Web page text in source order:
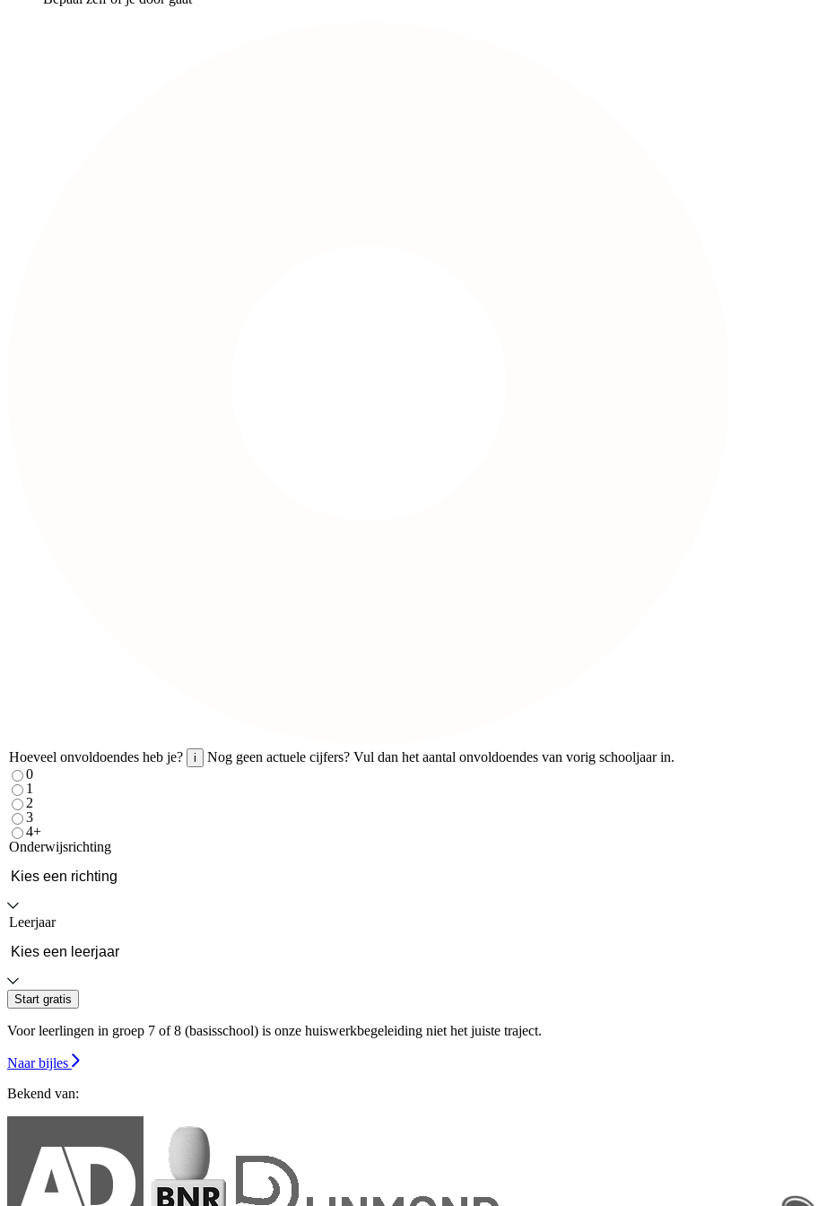
Hoeveel onvoldoendes heb je? i
Nog geen actuele cijfers? Vul dan het aantal onvoldoendes van vorig schooljaar in.
0
1
2
3
4+
Onderwijsrichting
Leerjaar
Start gratis
Voor leerlingen in groep 7 of 8 (basisschool) is onze huiswerkbegeleiding niet het juiste traject.
Naar bijles
Bekend van: